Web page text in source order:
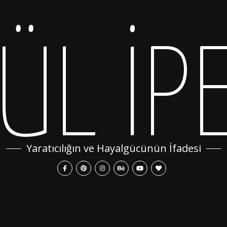
Yaratıcılığın ve Hayalgücünün İfadesi